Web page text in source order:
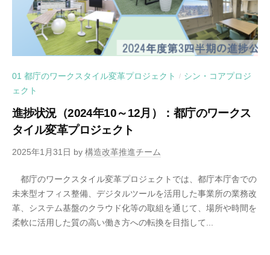
01 都庁のワークスタイル変革プロジェクト / シン・コアプロジ
ェクト
進捗状況（2024年10～12月）：都庁のワークス
タイル変革プロジェクト
2025年1月31日 by 構造改革推進チーム
都庁のワークスタイル変革プロジェクトでは、都庁本庁舎での
未来型オフィス整備、デジタルツールを活用した事業所の業務改
革、システム基盤のクラウド化等の取組を通じて、場所や時間を
柔軟に活用した質の高い働き方への転換を目指して...